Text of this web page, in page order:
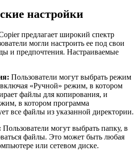
настройки
предлагает широкий спектр
могли настроить ее под свои
и предпочтения. Настраиваемые
Пользователи могут выбрать режим
«Ручной» режим, в котором
файлы для копирования, и
в котором программа
все файлы из указанной директории.
Пользователи могут выбрать папку, в
файлы. Это может быть любая
или сетевом диске.